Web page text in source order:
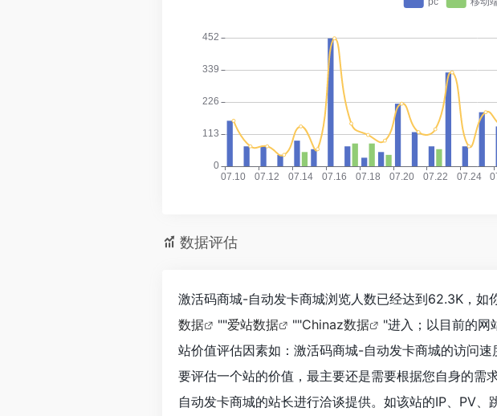
数据评估
激活码商城-自动发卡商城浏览人数已经达到62.3K，如
数据
""爱站数据 ""Chinaz数据
"进入；以目前的网
站价值评估因素如：激活码商城-自动发卡商城的访问
要评估一个站的价值，最主要还是需要根据您自身的需
自动发卡商城的站长进行洽谈提供。如该站的IP、PV、